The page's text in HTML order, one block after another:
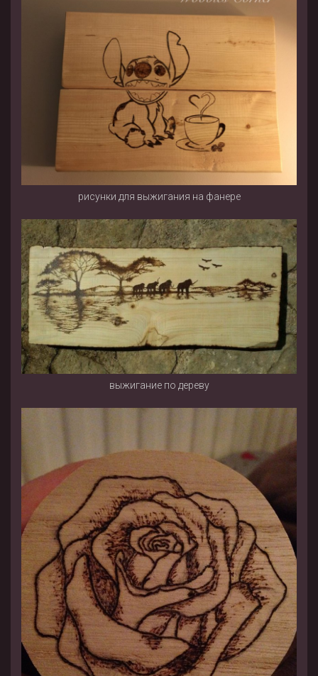
рисунки для выжигания на фанере
выжигание по дереву